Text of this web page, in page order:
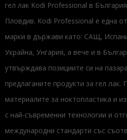
гел лак Kodi Professional в
Пловдив. Kodi Professional е една
марки в държави като: САЩ,
Украйна, Унгария, а вече и в
утвърждава позициите си на
предлаганите продукти за гел лак.
материалите за ноктопластика и
с най-съвременни технологии и
международни стандарти със